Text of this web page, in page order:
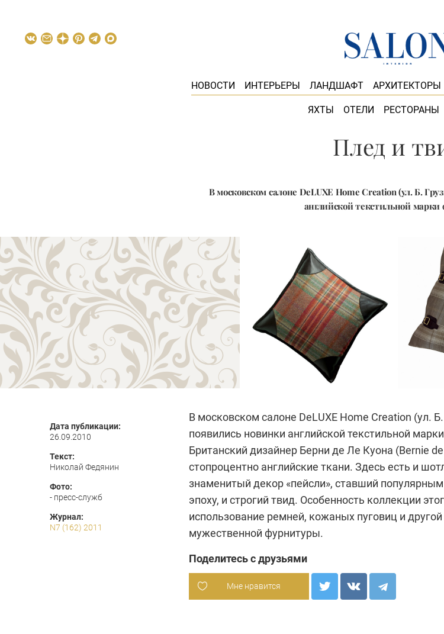
НОВОСТИ ИНТЕРЬЕРЫ ЛАНДШАФТ АРХИТЕКТОРЫ
ЯХТЫ ОТЕЛИ РЕСТОРАНЫ
Плед и
В московском салоне DeLUXE Home Creation (ул. Б.
английской текстильной марки
Дата публикации:
26.09.2010
Текст:
Николай Федянин
Фото:
- пресс-служб
Журнал:
N7 (162) 2011
В московском салоне DeLUXE Home Creation (ул.
появились новинки английской текстильной
Британский дизайнер Берни де Ле Куона (Bernie
стопроцентно английские ткани. Здесь есть и
знаменитый декор «пейсли», ставший
эпоху, и строгий твид. Особенность коллекции
использование ремней, кожаных пуговиц и
мужественной фурнитуры.
Поделитесь с друзьями
Мне нравится